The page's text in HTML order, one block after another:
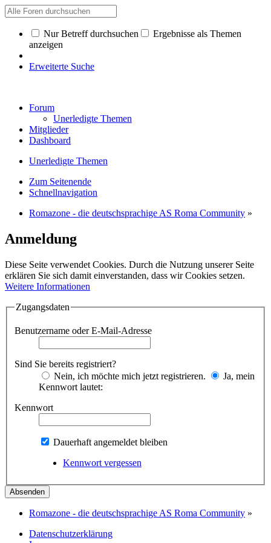
Nur Betreff durchsuchen
Ergebnisse als Themen
anzeigen
Erweiterte Suche
Forum
Unerledigte Themen
Mitglieder
Dashboard
Unerledigte Themen
Zum Seitenende
Schnellnavigation
Romazone - die deutschsprachige AS Roma Community »
Anmeldung
Diese Seite verwendet Cookies. Durch die Nutzung unserer Seite
erklären Sie sich damit einverstanden, dass wir Cookies setzen.
Weitere Informationen
Zugangsdaten
Benutzername oder E-Mail-Adresse
Sind Sie bereits registriert?
Nein, ich möchte mich jetzt registrieren.
Ja, mein
Kennwort lautet:
Kennwort
Dauerhaft angemeldet bleiben
Kennwort vergessen
Romazone - die deutschsprachige AS Roma Community »
Datenschutzerklärung